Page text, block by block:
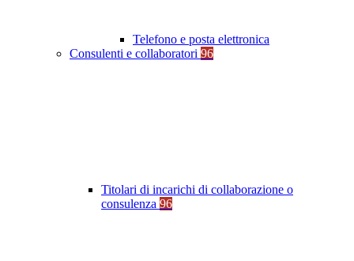
Telefono e posta elettronica
Consulenti e collaboratori 96
Titolari di incarichi di collaborazione o
consulenza 96